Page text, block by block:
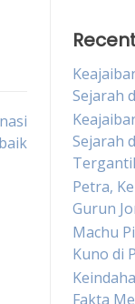
Sejarah
Sejarah
Petra,
Gurun
Machu
Kuno di
Fakta